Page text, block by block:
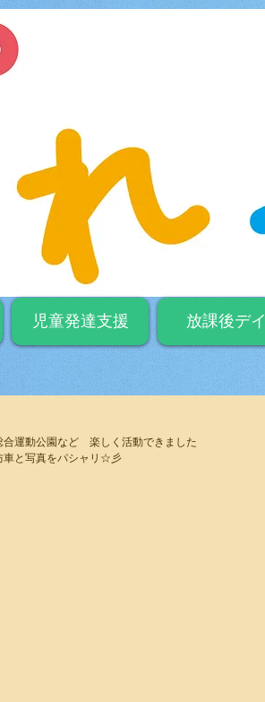
児童発達支援 放課後デイ
運動公園など　楽しく活動できました
車と写真をパシャリ☆彡